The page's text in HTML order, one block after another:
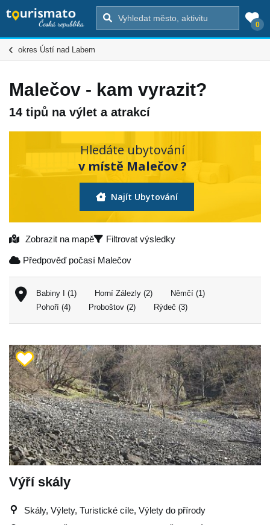
0
okres Ústí nad Labem
Malečov - kam vyrazit?
14 tipů na výlet a atrakcí
Hledáte ubytování
v místě Malečov ?
Najít Ubytování
Zobrazit na mapě Filtrovat výsledky
Předpověď počasí Malečov
Babiny I (1) Horní Zálezly (2)
Němčí (1)
Pohoří (4)
Proboštov (2) Rýdeč (3)
Výří skály
Skály, Výlety, Turistické cíle, Výlety do přírody